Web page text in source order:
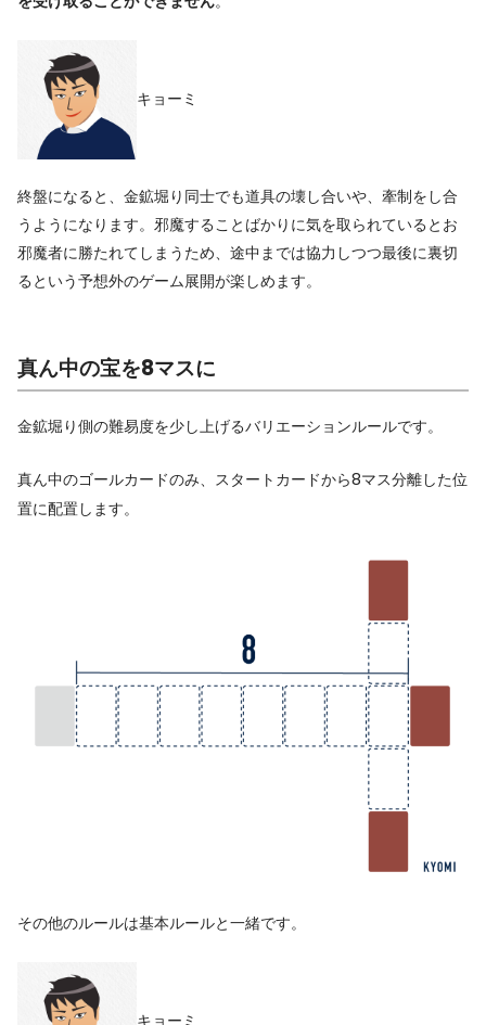
キョーミ
終盤になると、金鉱堀り同士でも道具の壊し合いや、牽制をし合
うようになります。邪魔することばかりに気を取られているとお
邪魔者に勝たれてしまうため、途中までは協力しつつ最後に裏切
るという予想外のゲーム展開が楽しめます。
真ん中の宝を8マスに
金鉱堀り側の難易度を少し上げるバリエーションルールです。
真ん中のゴールカードのみ、スタートカードから8マス分離した位
置に配置します。
その他のルールは基本ルールと一緒です。
キョーミ